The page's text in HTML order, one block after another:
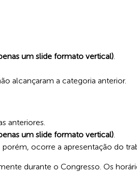
um slide formato vertical)
alcançaram a categoria anterior.
anteriores.
um slide formato vertical)
ocorre a apresentação do
durante o Congresso. Os